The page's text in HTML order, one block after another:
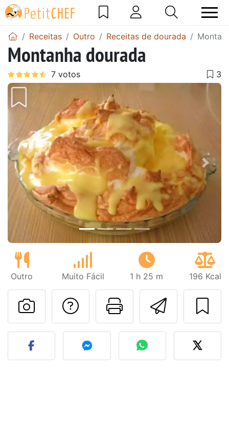
Receitas Outro Receitas de dourada
Montanha dourada
Anterior Next
Outro Muito Fácil 1 h 25 m 196 Kcal
Imprima
Falar com o autor
Fez esta receita?